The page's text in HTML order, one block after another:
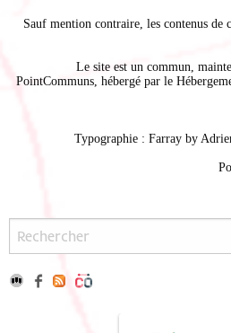
Sauf mention contraire, les contenus de
Le site est un commun,
PointCommuns , hébergé par le
Typographie : Farray by